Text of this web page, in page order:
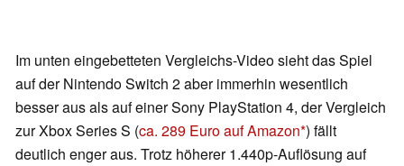
Im unten eingebetteten Vergleichs-Video sieht das Spiel
auf der Nintendo Switch 2 aber immerhin wesentlich
besser aus als auf einer Sony PlayStation 4, der Vergleich
zur Xbox Series S (ca. 289 Euro auf Amazon ) fällt
deutlich enger aus. Trotz höherer 1.440p-Auflösung auf